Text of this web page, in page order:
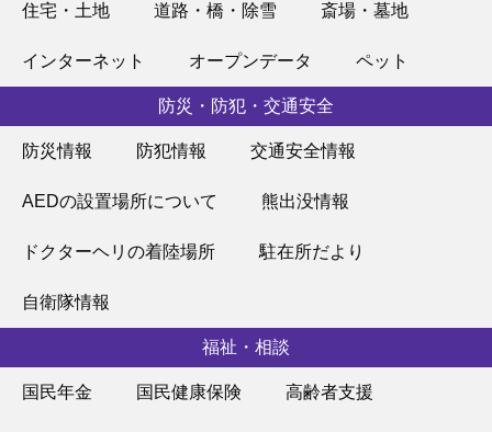
住宅・土地 道路・橋・除雪 斎場・墓地
インターネット オープンデータ ペット
防災・防犯・交通安全
防災情報 防犯情報 交通安全情報
AEDの設置場所について 熊出没情報
ドクターヘリの着陸場所 駐在所だより
自衛隊情報
福祉・相談
国民年金 国民健康保険 高齢者支援